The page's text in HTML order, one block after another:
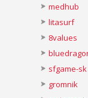
medhub
litasurf
8values
sfgame-sk
gromnik